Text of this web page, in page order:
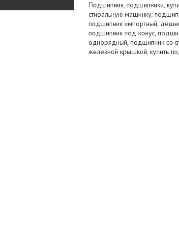
Подшипник, подшипники,
стиральную машинку,
подшипник импортный,
подшипник под конус,
однорядный, подшипник со
железной крышкой, купить